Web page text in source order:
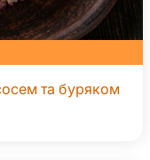
та буряком